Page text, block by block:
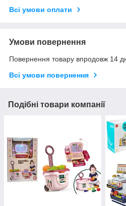
Всі умови оплати
Умови повернення
Повернення товару впродовж 14
Всі умови повернення
Подібні товари компанії